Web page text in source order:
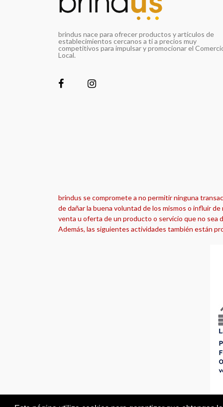
brindus nace para ofrecer productos y artículos de
establecimientos cercanos a ti a precios muy
competitivos para impulsar y promocionar el
Local.
brindus se compromete a no permitir ninguna
de dañar la buena voluntad de los mismos o influir
venta u oferta de un producto o servicio que no sea
Además, las siguientes actividades también están